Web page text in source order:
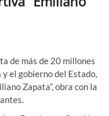
de más de 20 millones
el gobierno del Estado,
Zapata”, obra con la